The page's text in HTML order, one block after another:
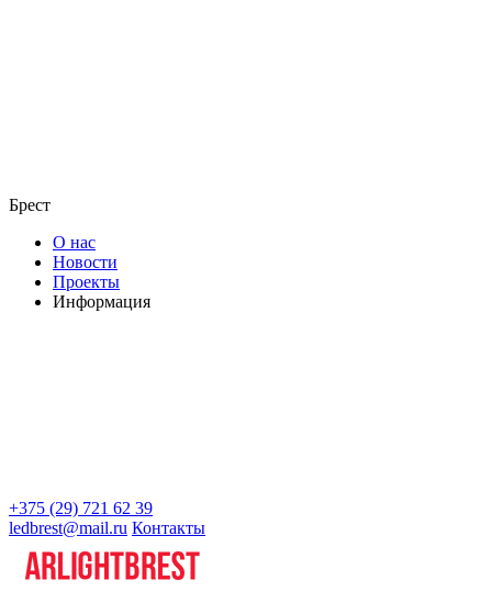
Брест
О нас
Новости
Проекты
Информация
+375 (29) 721 62 39
ledbrest@mail.ru Контакты